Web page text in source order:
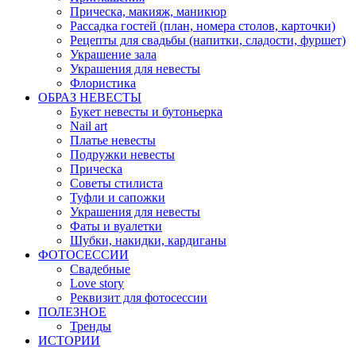
Прическа, макияж, маникюр
Рассадка гостей (план, номера столов, карточки)
Рецепты для свадьбы (напитки, сладости, фуршет)
Украшение зала
Украшения для невесты
Флористика
ОБРАЗ НЕВЕСТЫ
Букет невесты и бутоньерка
Nail art
Платье невесты
Подружки невесты
Прическа
Советы стилиста
Туфли и сапожки
Украшения для невесты
Фаты и вуалетки
Шубки, накидки, кардиганы
ФОТОСЕССИИ
Свадебные
Love story
Реквизит для фотосессии
ПОЛЕЗНОЕ
Тренды
ИСТОРИИ